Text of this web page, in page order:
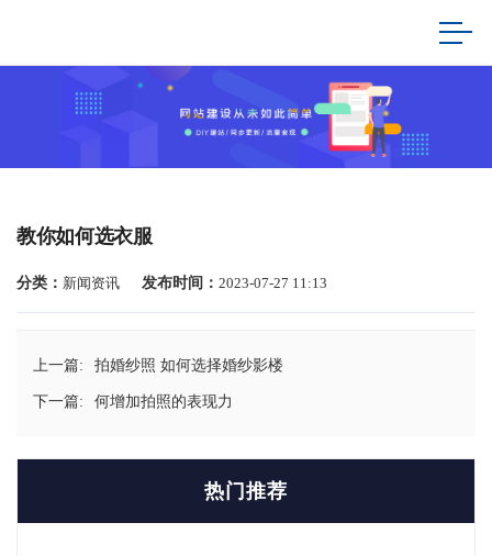
教你如何选衣服
分类： 新闻资讯 发布时间： 2023-07-27 11:13
上一篇: 拍婚纱照 如何选择婚纱影楼
下一篇: 何增加拍照的表现力
热门推荐